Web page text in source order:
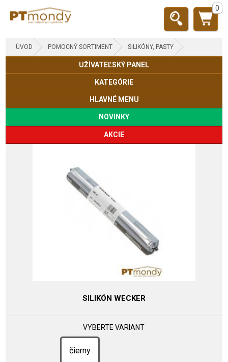
0
ÚVOD POMOCNÝ SORTIMENT SILIKÓNY, PASTY
UŽÍVATEĽSKÝ PANEL
KATEGÓRIE
HLAVNÉ MENU
NOVINKY
AKCIE
SILIKÓN WECKER
VYBERTE VARIANT
čierny